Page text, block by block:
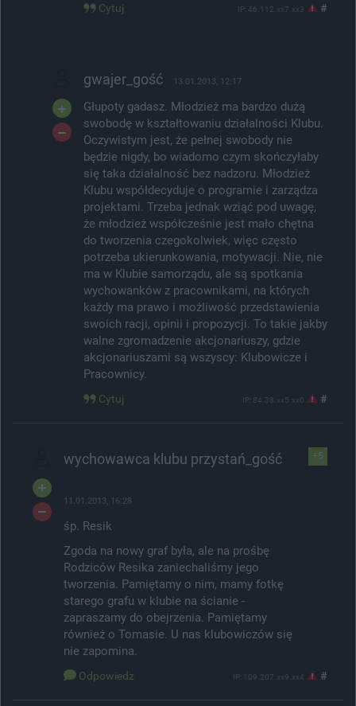
Cytuj IP: 46.112.xx7.xx3 #
gwajer_gość 13.01.2013, 12:17
Głupoty gadasz. Młodzież ma bardzo dużą
swobodę w kształtowaniu działalności Klubu.
Oczywistym jest, że pełnej swobody nie
będzie nigdy, bo wiadomo czym skończyłaby
się taka działalność bez nadzoru. Młodzież
Klubu współdecyduje o programie i zarządza
projektami. Trzeba jednak wziąć pod uwagę,
że młodzież współcześnie jest mało chętna
do tworzenia czegokolwiek, więc często
potrzeba ukierunkowania, motywacji. Nie, nie
ma w Klubie samorządu, ale są spotkania
wychowanków z pracownikami, na których
każdy ma prawo i możliwość przedstawienia
swoich racji, opinii i propozycji. To takie jakby
walne zgromadzenie akcjonariuszy, gdzie
akcjonariuszami są wszyscy: Klubowicze i
Pracownicy.
Cytuj IP: 84.38.xx5.xx0 #
+5
wychowawca klubu przystań_gość
11.01.2013, 16:28
śp. Resik
Zgoda na nowy graf była, ale na prośbę
Rodziców Resika zaniechaliśmy jego
tworzenia. Pamiętamy o nim, mamy fotkę
starego grafu w klubie na ścianie -
zapraszamy do obejrzenia. Pamiętamy
również o Tomasie. U nas klubowiczów się
nie zapomina.
Odpowiedz IP: 109.207.xx9.xx4 #